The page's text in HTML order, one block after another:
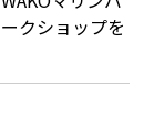
クショップを